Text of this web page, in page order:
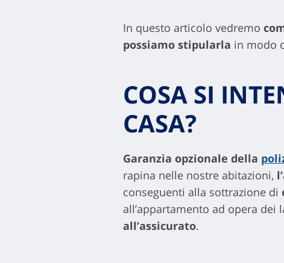
In questo articolo vedremo
possiamo stipularla in modo
COSA SI
CASA?
Garanzia opzionale della
rapina nelle nostre abitazioni,
conseguenti alla sottrazione di
all’appartamento ad opera
all’assicurato.